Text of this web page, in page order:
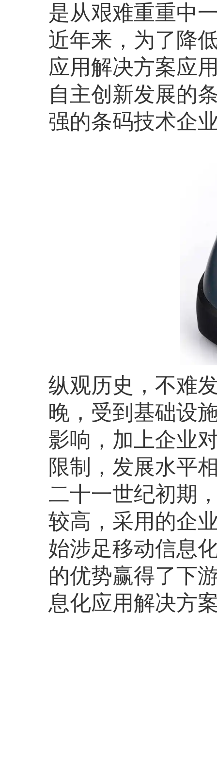
是从艰难重重中
近年来，为了降
应用解决方案应
自主创新发展的
强的条码技术企
纵观历史，不难
晚，受到基础设
影响，加上企业
限制，发展水平
二十一世纪初期
较高，采用的企
始涉足移动信息
的优势赢得了下
息化应用解决方